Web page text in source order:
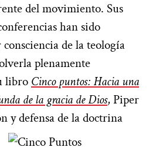
del movimiento. Sus
han sido
de la teología
plenamente
libro Cinco puntos: Hacia una
de la gracia de Dios, Piper
y defensa de la doctrina